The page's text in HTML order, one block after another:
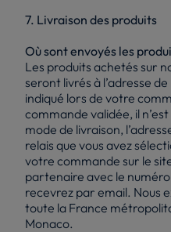
7. Livraison des produits
Où sont envoyés les
Les produits achetés sur
seront livrés à l’adresse
indiqué lors de votre
commande validée, il
mode de livraison,
relais que vous avez
votre commande sur le
partenaire avec le
recevrez par email. Nous
toute la France
Monaco.